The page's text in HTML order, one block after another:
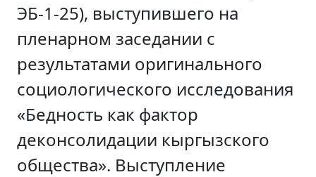
ЭБ-1-25), выступившего на
пленарном заседании с
результатами оригинального
социологического исследования
«Бедность как фактор
деконсолидации кыргызского
общества». Выступление